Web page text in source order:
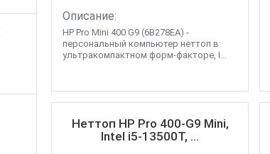
Описание:
HP Pro Mini 400 G9 (6B278EA) -
персональный компьютер неттоп в
ультракомпактном форм-факторе, I...
Неттоп HP Pro 400-G9 Mini,
Intel i5-13500T, ...